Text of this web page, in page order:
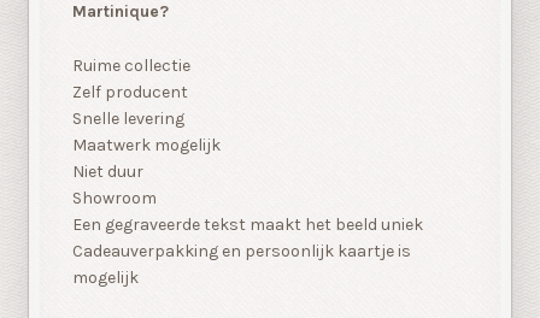
Martinique?
Ruime collectie
Zelf producent
Snelle levering
Maatwerk mogelijk
Niet duur
Showroom
Een gegraveerde tekst maakt het beeld uniek
Cadeauverpakking en persoonlijk kaartje is
mogelijk